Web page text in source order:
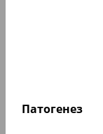
Патогенез